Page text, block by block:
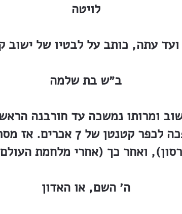
לויטה
עתה, כותב על לבטיו של ישוב
ב״ש בת שלמה
ומרותו נמשכה עד חורבנה
הנגועים בפילוקסרה, היא
ואחר כך (אחרי מלחמת
ה׳ השם, או האדון